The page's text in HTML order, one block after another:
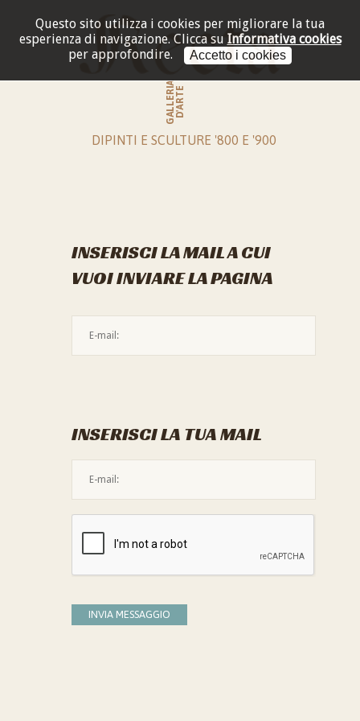
Questo sito utilizza i cookies per migliorare la tua
esperienza di navigazione. Clicca su Informativa cookies
per approfondire.
Accetto i cookies
GALLERIAD'ARTE
DIPINTI E SCULTURE '800 E '900
INSERISCI LA MAIL A CUI
VUOI INVIARE LA PAGINA
INSERISCI LA TUA MAIL
INVIA MESSAGGIO